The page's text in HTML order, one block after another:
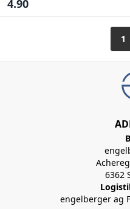
4.90
1
6362
engelberger ag